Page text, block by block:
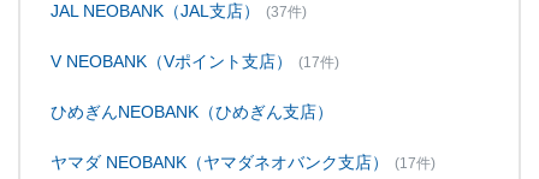
JAL NEOBANK（JAL支店） (37件)
V NEOBANK（Vポイント支店） (17件)
ひめぎんNEOBANK（ひめぎん支店）
ヤマダ NEOBANK（ヤマダネオバンク支店） (17件)